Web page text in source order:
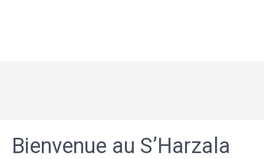
Bienvenue au S’Harzala